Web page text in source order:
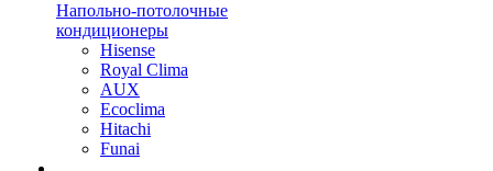
Напольно-потолочные
кондиционеры
Hisense
Royal Clima
AUX
Ecoclima
Hitachi
Funai